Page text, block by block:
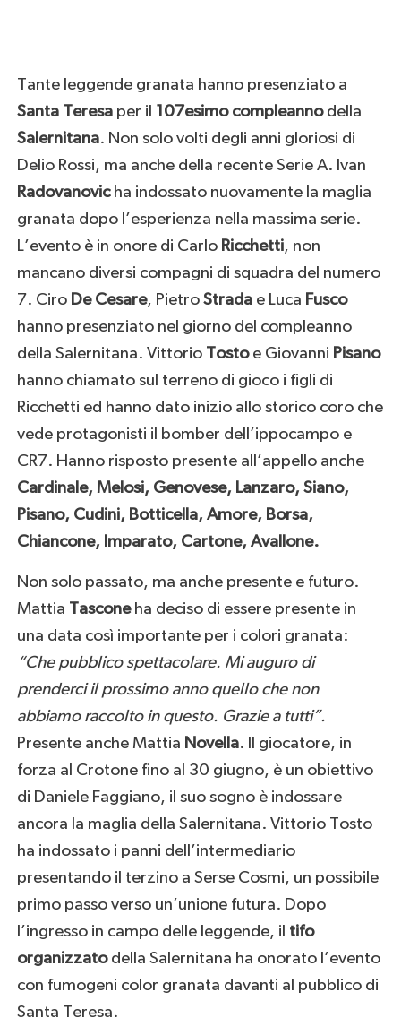
Tante leggende granata hanno presenziato a
Santa Teresaper il 107esimo compleanno della
Salernitana. Non solo volti degli anni gloriosi di
Delio Rossi, ma anche della recente Serie A. Ivan
Radovanovicha indossato nuovamente la maglia
granata dopo l’esperienza nella massima serie.
L’evento è in onore di Carlo Ricchetti, non
mancano diversi compagni di squadra del numero
7. CiroDe Cesare, Pietro Stradae Luca Fusco
hanno presenziato nel giorno del compleanno
della Salernitana. Vittorio Tosto e Giovanni Pisano
hanno chiamato sul terreno di gioco i figli di
Ricchetti ed hanno dato inizio allo storico coro che
vede protagonisti il bomber dell’ippocampo e
CR7. Hanno risposto presente all’appello anche
Cardinale, Melosi, Genovese, Lanzaro, Siano,
Pisano, Cudini, Botticella, Amore, Borsa,
Chiancone, Imparato, Cartone, Avallone.
Non solo passato, ma anche presente e futuro.
Mattia Tasconeha deciso di essere presente in
una data così importante per i colori granata:
“Che pubblico spettacolare. Mi auguro di
prenderci il prossimo anno quello che non
abbiamo raccolto in questo. Grazie a tutti”.
Presente anche Mattia Novella. Il giocatore, in
forza al Crotone fino al 30 giugno, è un obiettivo
di Daniele Faggiano, il suo sogno è indossare
ancora la maglia della Salernitana. Vittorio Tosto
ha indossato i panni dell’intermediario
presentando il terzino a Serse Cosmi, un possibile
primo passo verso un’unione futura. Dopo
l’ingresso in campo delle leggende, il tifo
organizzatodella Salernitana ha onorato l’evento
con fumogeni color granata davanti al pubblico di
Santa Teresa.